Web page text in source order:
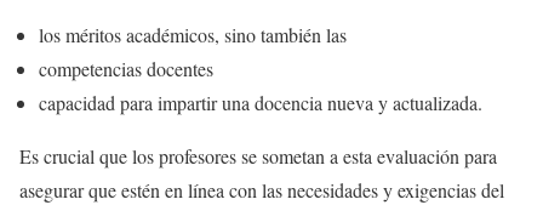
los méritos académicos, sino también las
competencias docentes
capacidad para impartir una docencia nueva y actualizada.
Es crucial que los profesores se sometan a esta evaluación para
asegurar que estén en línea con las necesidades y exigencias del